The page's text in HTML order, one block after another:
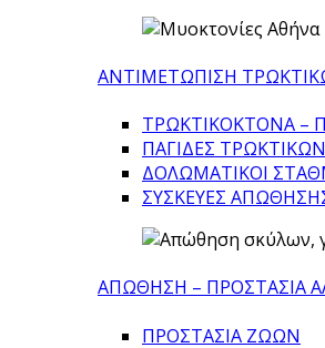
ΑΝΤΙΜΕΤΩΠΙΣΗ
ΤΡΩΚΤΙΚΟΚΤΟΝΑ –
ΠΑΓΙΔΕΣ ΤΡΩΚΤΙΚΩΝ
ΔΟΛΩΜΑΤΙΚΟΙ
ΣΥΣΚΕΥΕΣ
ΑΠΩΘΗΣΗ – ΠΡΟΣΤΑΣΙΑ
ΠΡΟΣΤΑΣΙΑ ΖΩΩΝ